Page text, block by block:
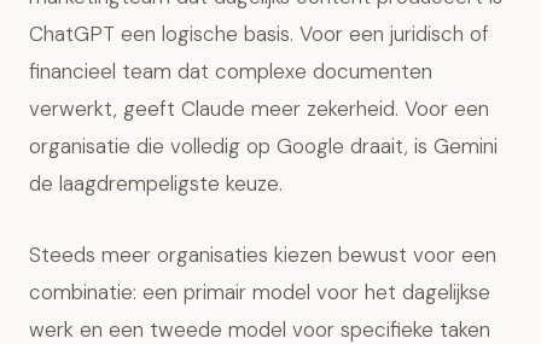
ChatGPT een logische basis. Voor een juridisch of
financieel team dat complexe documenten
verwerkt, geeft Claude meer zekerheid. Voor een
organisatie die volledig op Google draait, is Gemini
de laagdrempeligste keuze.
Steeds meer organisaties kiezen bewust voor een
combinatie: een primair model voor het dagelijkse
werk en een tweede model voor specifieke taken